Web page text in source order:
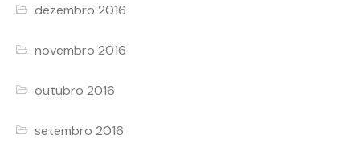
dezembro 2016
novembro 2016
outubro 2016
setembro 2016